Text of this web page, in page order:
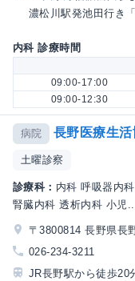
濃松川駅発池田行き
内科 診療時間
09:00-17:00
09:00-12:30
病院 長野医療生
土曜診察
診療科： 内科 呼吸器内
腎臓内科 透析内科 小児...
〒3800814 長野県長
026-234-3211
JR長野駅から徒歩20